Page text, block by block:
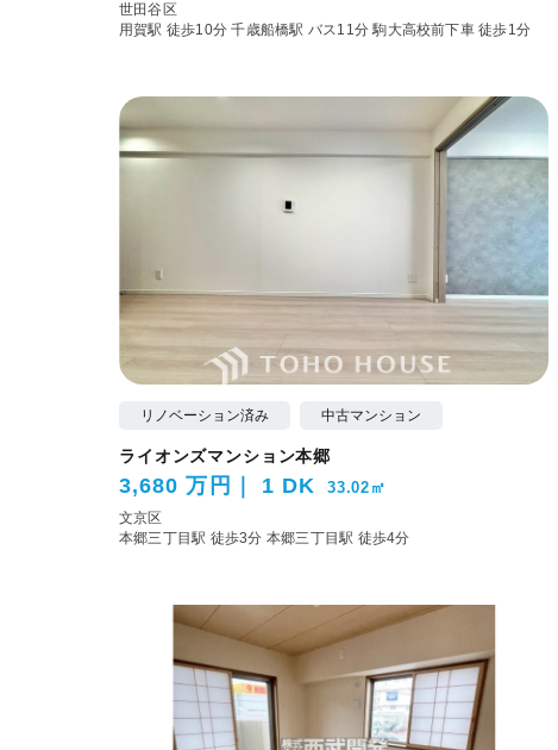
世田谷区
用賀駅 徒歩10分千歳船橋駅 バス11分 駒大高校前下車 徒歩1分
リノベーション済み 中古マンション
ライオンズマンション本郷
3,680 万円 1 DK 33.02㎡
文京区
本郷三丁目駅 徒歩3分 本郷三丁目駅 徒歩4分